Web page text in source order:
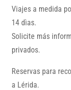
Viajes a medida
14 dìas.
Solicite más
privados.
Reservas para
a Lérida.